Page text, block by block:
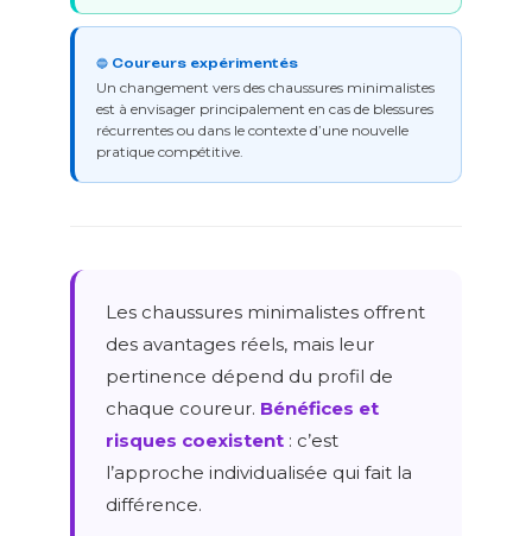
🔵 Coureurs expérimentés
Un changement vers des chaussures minimalistes
est à envisager principalement en cas de blessures
récurrentes ou dans le contexte d’une nouvelle
pratique compétitive.
Les chaussures minimalistes offrent
des avantages réels, mais leur
pertinence dépend du profil de
chaque coureur. Bénéfices et
risques coexistent : c’est
l’approche individualisée qui fait la
différence.